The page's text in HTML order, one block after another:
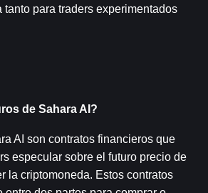
tanto para traders experimentados
de Sahara AI?
AI son contratos financieros que
especular sobre el futuro precio de
la criptomoneda. Estos contratos